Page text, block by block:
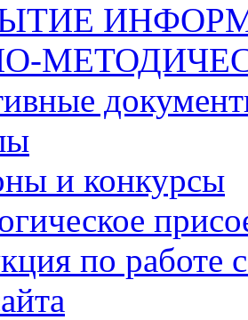
и конкурсы
по работе